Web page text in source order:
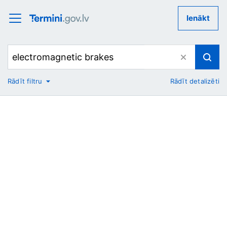
Ienākt
No
Rādīt filtru Rādīt detalizēti